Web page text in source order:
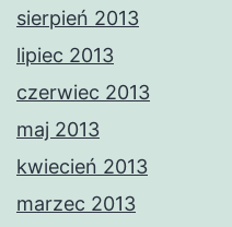
sierpień 2013
lipiec 2013
czerwiec 2013
maj 2013
kwiecień 2013
marzec 2013